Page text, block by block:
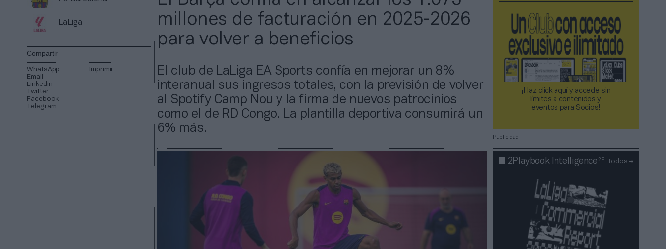
LaLiga
Compartir
WhatsApp
Email
Linkedin
Twitter
Facebook
Telegram
Imprimir
millones de facturación en 2025-2026
para volver a beneficios
El club de LaLiga EA Sports confía en mejorar un 8%
interanual sus ingresos totales, con la previsión de volver
al Spotify Camp Nou y la firma de nuevos patrocinios
como el de RD Congo. La plantilla deportiva consumirá un
6% más.
¡Haz click aquí y accede sin
límites a contenidos y
eventos para Socios!​​​​​​​
Publicidad
2Playbook Intelligence2P Todos